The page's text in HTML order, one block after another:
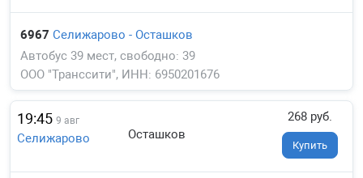
6967 Селижарово - Осташков
Автобус 39 мест, свободно: 39
ООО "Транссити", ИНН: 6950201676
19:45 9 авг
Селижарово Осташков
268 руб.
Купить